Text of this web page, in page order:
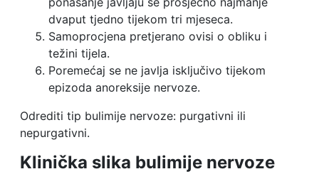
dvaput tjedno tijekom tri mjeseca.
Samoprocjena pretjerano ovisi o obliku i
težini tijela.
Poremećaj se ne javlja isključivo tijekom
epizoda anoreksije nervoze.
Odrediti tip bulimije nervoze: purgativni ili
nepurgativni.
Klinička slika bulimije nervoze